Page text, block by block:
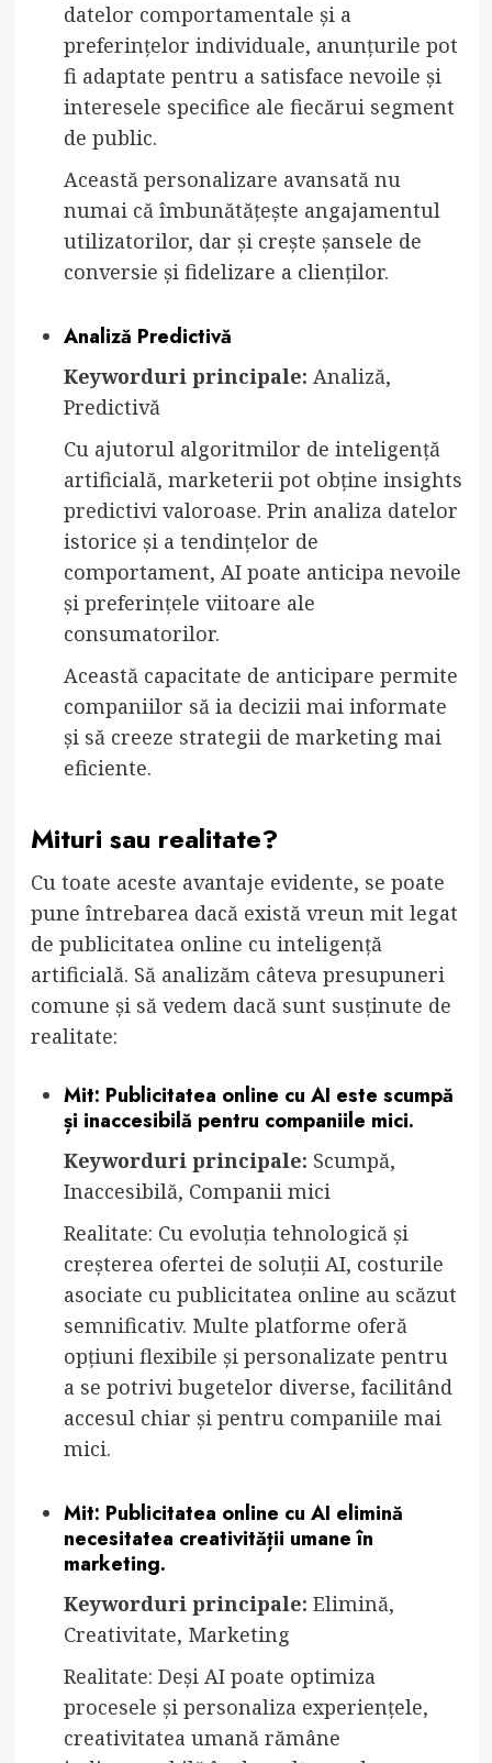
datelor comportamentale și a
preferințelor individuale, anunțurile pot
fi adaptate pentru a satisface nevoile și
interesele specifice ale fiecărui segment
de public.
Această personalizare avansată nu
numai că îmbunătățește angajamentul
utilizatorilor, dar și crește șansele de
conversie și fidelizare a clienților.
Analiză Predictivă
Keyworduri principale: Analiză,
Predictivă
Cu ajutorul algoritmilor de inteligență
artificială, marketerii pot obține insights
predictivi valoroase. Prin analiza datelor
istorice și a tendințelor de
comportament, AI poate anticipa nevoile
și preferințele viitoare ale
consumatorilor.
Această capacitate de anticipare permite
companiilor să ia decizii mai informate
și să creeze strategii de marketing mai
eficiente.
Mituri sau realitate?
Cu toate aceste avantaje evidente, se poate
pune întrebarea dacă există vreun mit legat
de publicitatea online cu inteligență
artificială. Să analizăm câteva presupuneri
comune și să vedem dacă sunt susținute de
realitate:
Mit: Publicitatea online cu AI este scumpă
și inaccesibilă pentru companiile mici.
Keyworduri principale: Scumpă,
Inaccesibilă, Companii mici
Realitate: Cu evoluția tehnologică și
creșterea ofertei de soluții AI, costurile
asociate cu publicitatea online au scăzut
semnificativ. Multe platforme oferă
opțiuni flexibile și personalizate pentru
a se potrivi bugetelor diverse, facilitând
accesul chiar și pentru companiile mai
mici.
Mit: Publicitatea online cu AI elimină
necesitatea creativității umane în
marketing.
Keyworduri principale: Elimină,
Creativitate, Marketing
Realitate: Deși AI poate optimiza
procesele și personaliza experiențele,
creativitatea umană rămâne